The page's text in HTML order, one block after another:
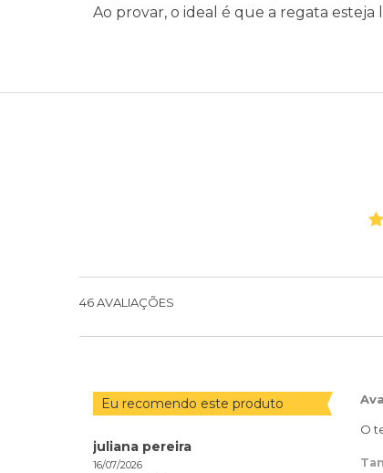
Ao provar, o ideal é que a regata
46AVALIAÇÕES
Eu recomendo este produto
juliana pereira
16/07/2026
O